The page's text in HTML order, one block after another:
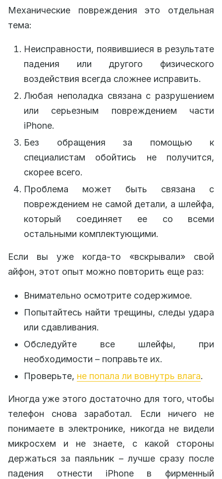
Механические повреждения это отдельная
тема:
Неисправности, появившиеся в результате
падения или другого физического
воздействия всегда сложнее исправить.
Любая неполадка связана с разрушением
или серьезным повреждением части
iPhone.
Без обращения за помощью к
специалистам обойтись не получится,
скорее всего.
Проблема может быть связана с
повреждением не самой детали, а шлейфа,
который соединяет ее со всеми
остальными комплектующими.
Если вы уже когда-то «вскрывали» свой
айфон, этот опыт можно повторить еще раз:
Внимательно осмотрите содержимое.
Попытайтесь найти трещины, следы удара
или сдавливания.
Обследуйте все шлейфы, при
необходимости – поправьте их.
Проверьте, не попала ли вовнутрь влага.
Иногда уже этого достаточно для того, чтобы
телефон снова заработал. Если ничего не
понимаете в электронике, никогда не видели
микросхем и не знаете, с какой стороны
держаться за паяльник – лучше сразу после
падения отнести iPhone в фирменный